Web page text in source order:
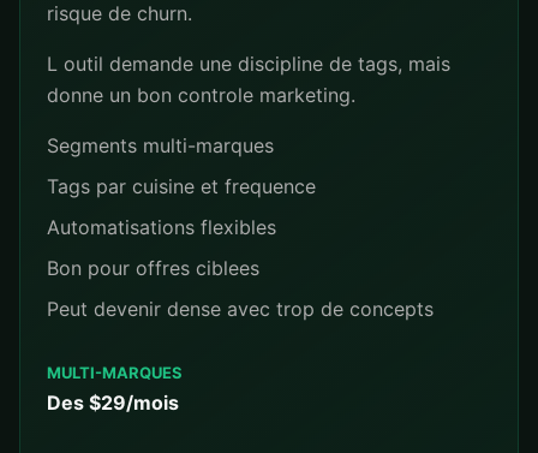
risque de churn.
L outil demande une discipline de tags, mais
donne un bon controle marketing.
Segments multi-marques
Tags par cuisine et frequence
Automatisations flexibles
Bon pour offres ciblees
Peut devenir dense avec trop de concepts
MULTI-MARQUES
Des $29/mois